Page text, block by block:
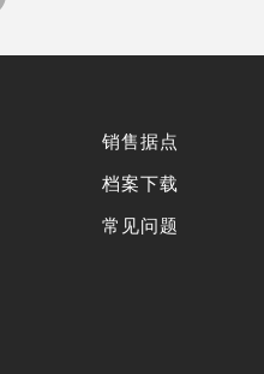
销售据点
档案下载
常见问题